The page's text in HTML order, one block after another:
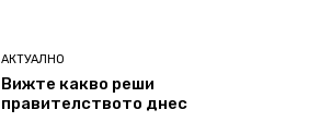
АКТУАЛНО
Вижте какво реши
правителството днес